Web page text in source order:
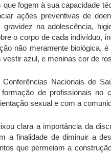
fogem à sua capacidade
ações preventivas de
na adolescência,
o corpo de cada indivíduo,
não meramente biológica,
azul, e meninas cor de
Nacionais de
de profissionais no
sexual e com a
clara a importância da
a finalidade de diminuir a
que permeiam a